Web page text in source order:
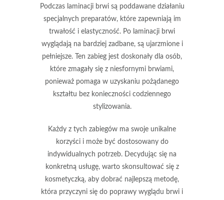
Podczas laminacji brwi są poddawane działaniu
specjalnych preparatów, które zapewniają im
trwałość i elastyczność. Po laminacji brwi
wyglądają na bardziej zadbane, są ujarzmione i
pełniejsze. Ten zabieg jest doskonały dla osób,
które zmagały się z niesfornymi brwiami,
ponieważ pomaga w uzyskaniu pożądanego
kształtu bez konieczności codziennego
stylizowania.
Każdy z tych zabiegów ma swoje unikalne
korzyści i może być dostosowany do
indywidualnych potrzeb. Decydując się na
konkretną usługę, warto skonsultować się z
kosmetyczką, aby dobrać najlepszą metodę,
która przyczyni się do poprawy wyglądu brwi i